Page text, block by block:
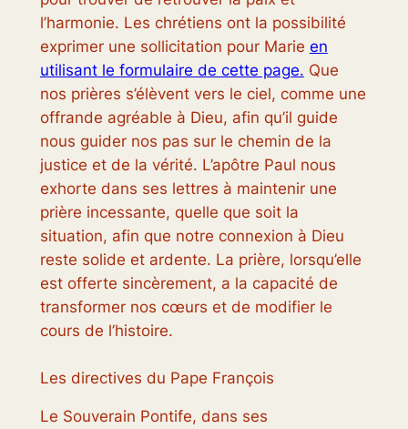
l’harmonie. Les chrétiens ont la possibilité
exprimer une sollicitation pour Marie en
utilisant le formulaire de cette page. Que
nos prières s’élèvent vers le ciel, comme une
offrande agréable à Dieu, afin qu’il guide
nous guider nos pas sur le chemin de la
justice et de la vérité. L’apôtre Paul nous
exhorte dans ses lettres à maintenir une
prière incessante, quelle que soit la
situation, afin que notre connexion à Dieu
reste solide et ardente. La prière, lorsqu’elle
est offerte sincèrement, a la capacité de
transformer nos cœurs et de modifier le
cours de l’histoire.
Les directives du Pape François
Le Souverain Pontife, dans ses